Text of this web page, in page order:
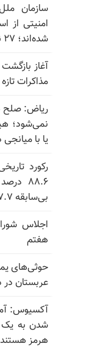
شده‌اند؛ ۲۷ نفر از معترضان بودند
آغاز
مذاکرات
ریاض: صلح
نمی‌شود؛
یا با
رکورد
بی‌سابقه ۹۷.۷ درصد رسید
اجلاس
هفتم
حوثی‌های
عربستان
آکسیوس:
شدن به یک
هرمز هستند